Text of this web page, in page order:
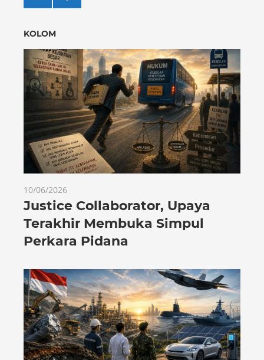
KOLOM
10/06/2026
Justice Collaborator, Upaya
Terakhir Membuka Simpul
Perkara Pidana